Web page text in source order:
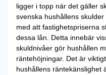
ligger i topp när det gäller
svenska hushållens
med att fastighetspriserna
dessa lån. Detta innebär
skuldnivåer gör hushållen
räntehöjningar. Det är
hushållens räntekänslighet